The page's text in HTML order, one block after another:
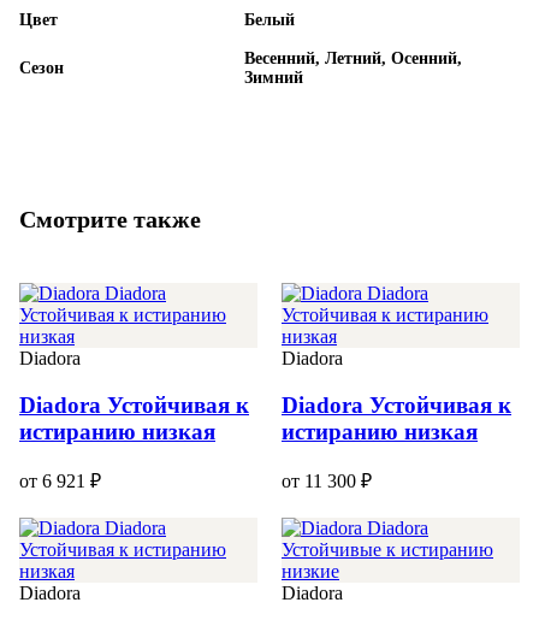
Цвет Белый
Сезон
Весенний, Летний, Осенний,
Зимний
Смотрите также
Diadora
Diadora Устойчивая к
истиранию низкая
от 6 921 ₽
Diadora
Diadora Устойчивая к
истиранию низкая
от 11 300 ₽
Diadora Diadora